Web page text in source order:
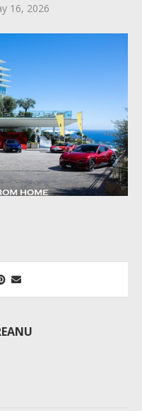
16, 2026